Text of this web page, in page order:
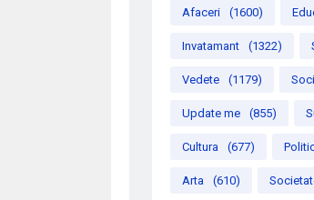
Afaceri (1600)
Invatamant (1322)
Vedete (1179)
Update me (855)
Cultura (677)
Arta (610)